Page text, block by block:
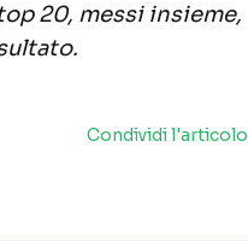
20, messi insieme,
Condividi l'articolo